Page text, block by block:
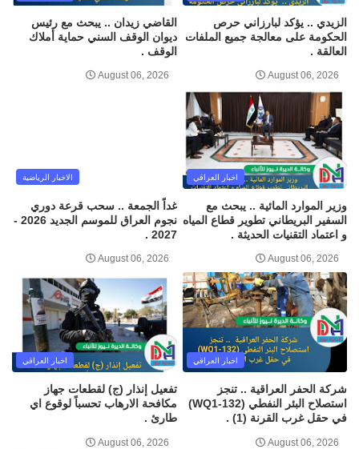
الزيدي .. يؤكد لبارزاني حرص
الحكومة على معالجة جميع الملفات
العالقة .
August 06, 2026
القاضي زيدان .. يبحث مع رئيس
ديوان الوقف السني حماية أملاك
الوقف .
August 06, 2026
اخبار العراقي
وزير الموارد المائية .. يبحث مع
السفير البريطاني تطوير قطاع المياه
و اعتماد التقنيات الحديثة .
August 06, 2026
الاخبار الرياضية
غداً الجمعة .. سحب قرعة دوري
نجوم العراق للموسم الجديد 2026 -
2027 .
August 06, 2026
اخبار العراقي
شركة الحفر العراقية .. تنجز
استصلاح البئر النفطي (WQ1-132)
في حقل غرب القرنة (1) .
August 06, 2026
اخبار العراقي
تفعيل إنذار (ج) لقطعات جهاز
مكافحة الارهاب تحسباً لوقوع اي
طارئ .
August 06, 2026